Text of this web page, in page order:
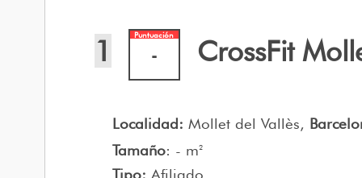
1 Puntuación
- CrossFit
Localidad: Mollet del Vallès,
Tamaño: - m2
Tipo: Afiliado